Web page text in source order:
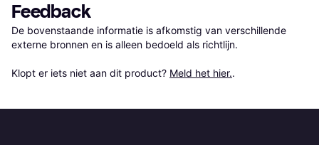
Feedback
De bovenstaande informatie is afkomstig van verschillende
externe bronnen en is alleen bedoeld als richtlijn.
Klopt er iets niet aan dit product? Meld het hier..